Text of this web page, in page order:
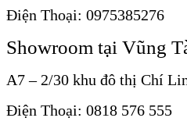
Điện Thoại: 0975385276
Showroom tại Vũng
A7 – 2/30 khu đô thị Chí
Điện Thoại: 0818 576 555